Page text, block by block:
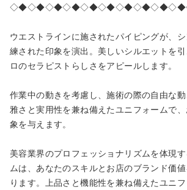
ウエストラインに施されたパイピングが、
練された印象を演出。美しいシルエットを
ロのセラピストらしさをアピールします。
作業中の動きを考慮し、施術の際の自由な
雅さと実用性を兼ね備えたユニフォームで
象を与えます。
美容業界のプロフェッショナリズムを体現
ムは、あなたのスキルとお店のブランド価
ります。上品さと機能性を兼ね備えたユニ